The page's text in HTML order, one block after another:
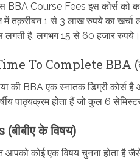
BBA Course Fees इस कोर्स को
में तक़रीबन 1 से 3 लाख रुपये का
लगती है. लगभग 15 से 60 हजार रुपये।
To Complete BBA
की BBA एक स्नातक डिग्री कोर्स है
पाठ्यक्रम होता हैं जो कुल 6
के विषय)
कोई एक विषय चुनना होता है